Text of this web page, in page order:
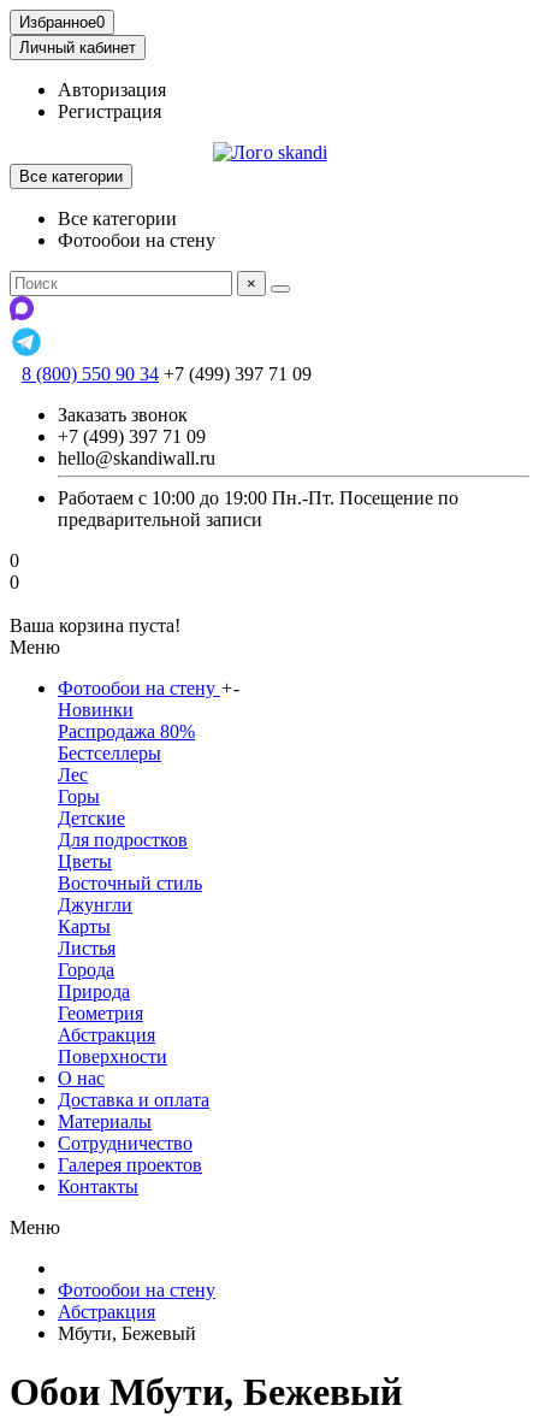
Избранное0
Личный кабинет
Авторизация
Регистрация
Все категории
Все категории
Фотообои на стену
×
8 (800) 550 90 34 +7 (499) 397 71 09
Заказать звонок
+7 (499) 397 71 09
hello@skandiwall.ru
Работаем с 10:00 до 19:00 Пн.-Пт. Посещение по
предварительной записи
0
0
Ваша корзина пуста!
Меню
Фотообои на стену +-
Новинки
Распродажа 80%
Бестселлеры
Лес
Горы
Детские
Для подростков
Цветы
Восточный стиль
Джунгли
Карты
Листья
Города
Природа
Геометрия
Абстракция
Поверхности
О нас
Доставка и оплата
Материалы
Сотрудничество
Галерея проектов
Контакты
Меню
Фотообои на стену
Абстракция
Мбути, Бежевый
Обои Мбути, Бежевый